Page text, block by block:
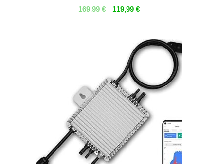
169,99€
Ursprünglicher
119,99 €Aktueller
119,99 €.